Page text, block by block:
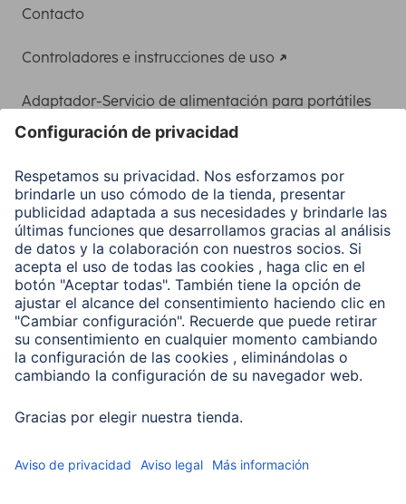
Contacto
Controladores e instrucciones de uso
Adaptador-Servicio de alimentación para portátiles
Clientes online
Conviértete en distribuidor
Compañía
Historia de la empresa
Hama en todo el Mundo
Sostenibilidad
Business-Portal